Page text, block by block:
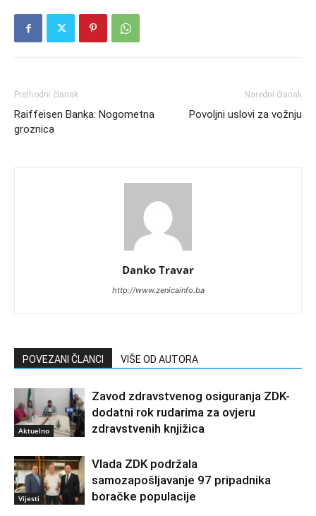
Prethodni članak
Raiffeisen Banka: Nogometna
groznica
Naredni članak
Povoljni uslovi za vožnju
Danko Travar
http://www.zenicainfo.ba
POVEZANI ČLANCI VIŠE OD AUTORA
Aktuelno
Zavod zdravstvenog osiguranja ZDK-
dodatni rok rudarima za ovjeru
zdravstvenih knjižica
Vijesti
Vlada ZDK podržala
samozapošljavanje 97 pripadnika
boračke populacije